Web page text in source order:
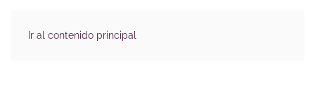
Ir al contenido principal